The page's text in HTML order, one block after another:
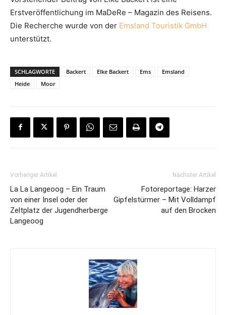
Erstveröffentlichung im MaDeRe – Magazin des Reisens.
Die Recherche wurde von der Emsland Touristik GmbH
unterstützt.
SCHLAGWORTE Backert Elke Backert Ems
Emsland
Heide
Moor
Vorheriger Artikel
La La Langeoog – Ein Traum
von einer Insel oder der
Zeltplatz der Jugendherberge
Langeoog
Nächster Artikel
Fotoreportage: Harzer
Gipfelstürmer – Mit Volldampf
auf den Brocken